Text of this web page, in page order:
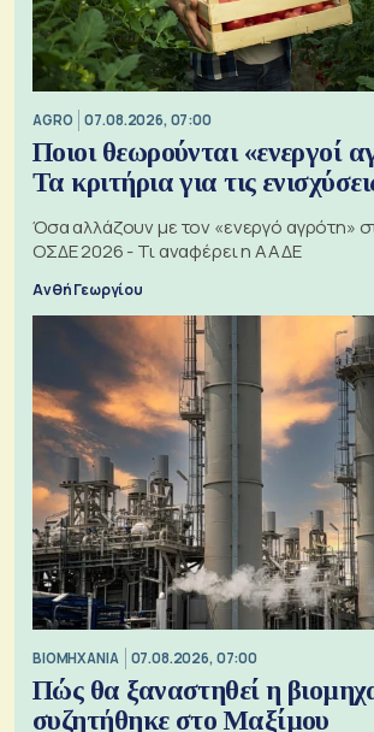
AGRO 07.08.2026, 07:00
Ποιοι θεωρούνται «ενεργοί
Τα κριτήρια για τις
Όσα αλλάζουν με τον «ενεργό αγρότη»
ΟΣΔΕ 2026 - Τι αναφέρει η ΑΑΔΕ
Ανθή Γεωργίου
ΒΙΟΜΗΧΑΝΙΑ 07.08.2026, 07:00
Πώς θα ξαναστηθεί η
συζητήθηκε στο Μαξίμου